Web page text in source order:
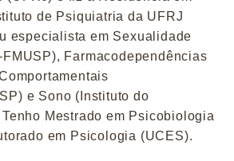
de Psiquiatria da UFRJ
especialista em Sexualidade
Farmacodependências
e Sono (Instituto do
Mestrado em Psicobiologia
em Psicologia (UCES).